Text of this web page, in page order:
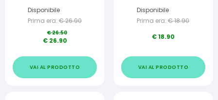
Disponibile
Prima era: €26.90
€26.50
€ 26.90
VAI AL PRODOTTO
Disponibile
Prima era: €18.90
€18.90
VAI AL PRODOTTO